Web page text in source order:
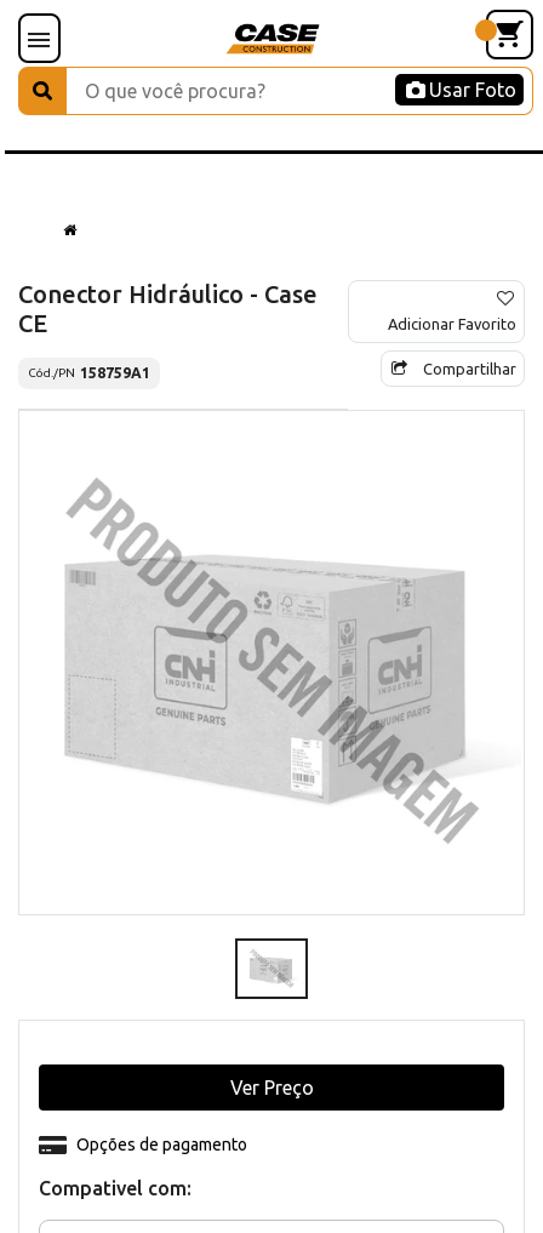
Usar Foto
Conector Hidráulico - Case
CE
Cód./PN 158759A1
Adicionar Favorito
Compartilhar
Compativel com:
Opções de pagamento
Ver Preço